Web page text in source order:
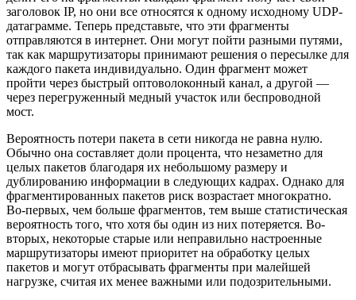
заголовок IP, но они все относятся к одному исходному UDP-
датаграмме. Теперь представьте, что эти фрагменты
отправляются в интернет. Они могут пойти разными путями,
так как маршрутизаторы принимают решения о пересылке для
каждого пакета индивидуально. Один фрагмент может
пройти через быстрый оптоволоконный канал, а другой —
через перегруженный медный участок или беспроводной
мост.
Вероятность потери пакета в сети никогда не равна нулю.
Обычно она составляет доли процента, что незаметно для
целых пакетов благодаря их небольшому размеру и
дублированию информации в следующих кадрах. Однако для
фрагментированных пакетов риск возрастает многократно.
Во-первых, чем больше фрагментов, тем выше статистическая
вероятность того, что хотя бы один из них потеряется. Во-
вторых, некоторые старые или неправильно настроенные
маршрутизаторы имеют приоритет на обработку целых
пакетов и могут отбрасывать фрагменты при малейшей
нагрузке, считая их менее важными или подозрительными.